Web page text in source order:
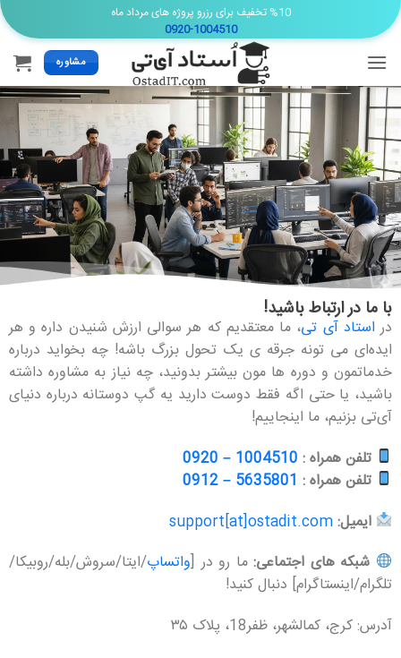
%10 تخفیف برای رزرو پروژه های مرداد ماه
0920-1004510
مشاوره
با ما در ارتباط باشید!
در استاد آی تی، ما معتقدیم که هر سوالی ارزش شنیدن داره و هر
ایده‌ای می تونه جرقه ی یک تحول بزرگ باشه! چه بخواید درباره
خدماتمون و دوره ها مون بیشتر بدونید، چه نیاز به مشاوره داشته
باشید، یا حتی اگه فقط دوست دارید یه گپ دوستانه درباره دنیای
آی‌تی بزنیم، ما اینجاییم!
تلفن همراه : 1004510 – 0920
تلفن همراه : 5635801 – 0912
ایمیل:support[at]ostadit.com
شبکه های اجتماعی:ما رو در [واتساپ/ایتا/سروش/بله/روبیکا/
تلگرام/اینستاگرام] دنبال کنید!
آدرس: کرج، کمالشهر، ظفر18، پلاک ۳۵